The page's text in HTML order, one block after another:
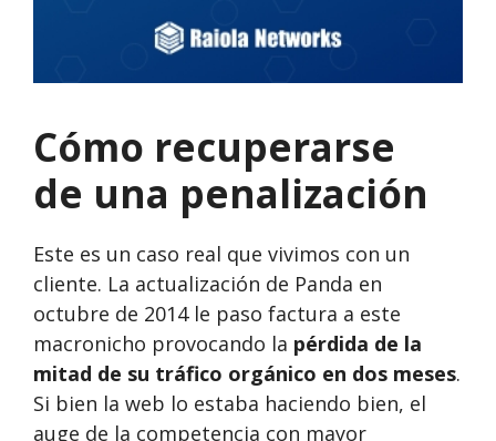
Cómo recuperarse
de una penalización
Este es un caso real que vivimos con un
cliente. La actualización de Panda en
octubre de 2014 le paso factura a este
macronicho provocando la pérdida de la
mitad de su tráfico orgánico en dos meses.
Si bien la web lo estaba haciendo bien, el
auge de la competencia con mayor